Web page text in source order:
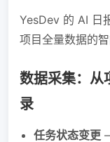
YesDev 的 AI 日
项目全量数据的
数据采集：从
录
任务状态变更